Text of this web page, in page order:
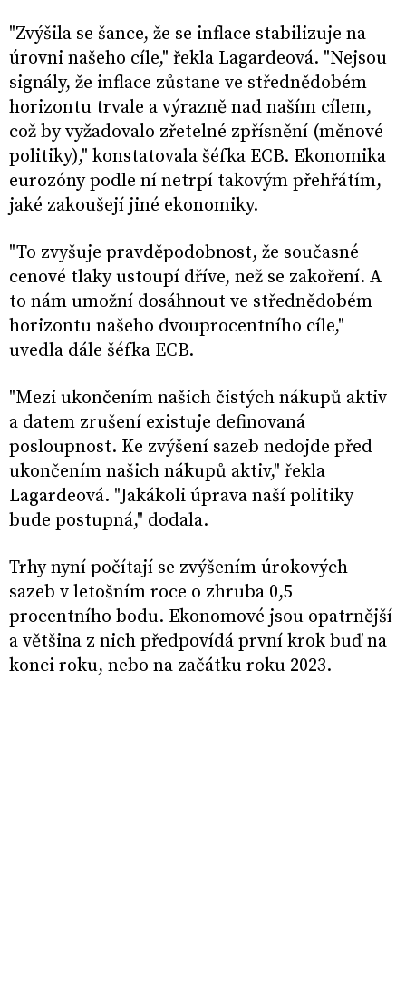
"Zvýšila se šance, že se inflace stabilizuje na
úrovni našeho cíle," řekla Lagardeová. "Nejsou
signály, že inflace zůstane ve střednědobém
horizontu trvale a výrazně nad naším cílem,
což by vyžadovalo zřetelné zpřísnění (měnové
politiky)," konstatovala šéfka ECB. Ekonomika
eurozóny podle ní netrpí takovým přehřátím,
jaké zakoušejí jiné ekonomiky.
"To zvyšuje pravděpodobnost, že současné
cenové tlaky ustoupí dříve, než se zakoření. A
to nám umožní dosáhnout ve střednědobém
horizontu našeho dvouprocentního cíle,"
uvedla dále šéfka ECB.
"Mezi ukončením našich čistých nákupů aktiv
a datem zrušení existuje definovaná
posloupnost. Ke zvýšení sazeb nedojde před
ukončením našich nákupů aktiv," řekla
Lagardeová. "Jakákoli úprava naší politiky
bude postupná," dodala.
Trhy nyní počítají se zvýšením úrokových
sazeb v letošním roce o zhruba 0,5
procentního bodu. Ekonomové jsou opatrnější
a většina z nich předpovídá první krok buď na
konci roku, nebo na začátku roku 2023.